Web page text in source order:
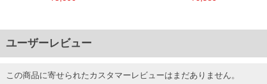
ユーザーレビュー
この商品に寄せられたカスタマーレビューはまだありません。